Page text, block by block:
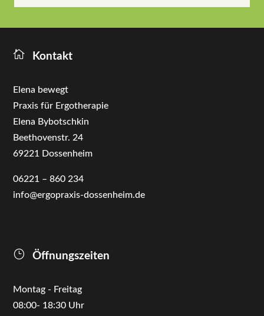
 Kontakt
Elena bewegt
Praxis für Ergotherapie
Elena Bybotschkin
Beethovenstr. 24
69221 Dossenheim
06221 – 860 234
info@ergopraxis-dossenheim.de
} Öffnungszeiten
Montag - Freitag
08:00- 18:30 Uhr